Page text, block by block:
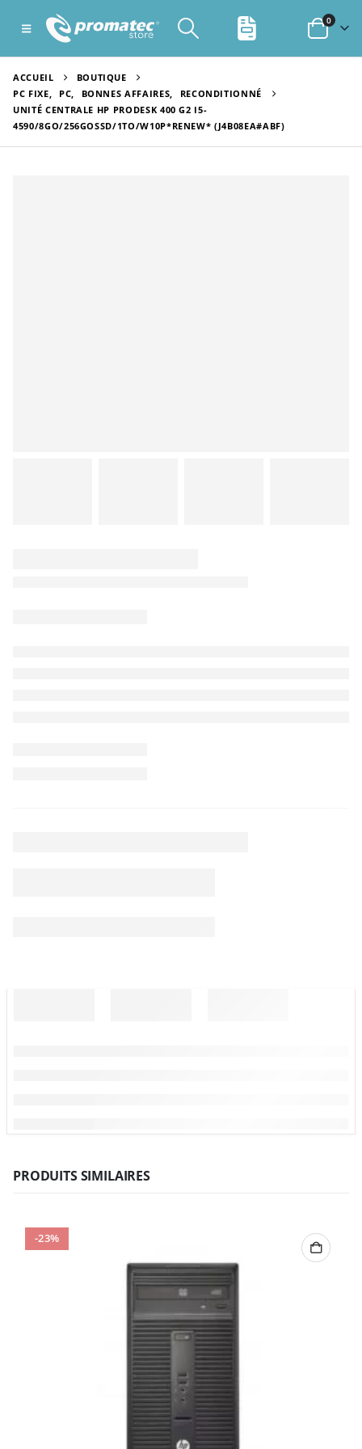
0
ACCUEIL
BOUTIQUE
PC FIXE, PC, BONNES AFFAIRES,
RECONDITIONNÉ
UNITÉ CENTRALE HP PRODESK 400 G2 I5-
4590/8GO/256GOSSD/1TO/W10P*RENEW* (J4B08EA#ABF)
PRODUITS SIMILAIRES
-23%